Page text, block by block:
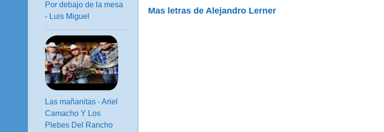
Mas letras de Alejandro Lerner
Por debajo de la mesa
- Luis Miguel
Las mañanitas - Ariel
Camacho Y Los
Plebes Del Rancho